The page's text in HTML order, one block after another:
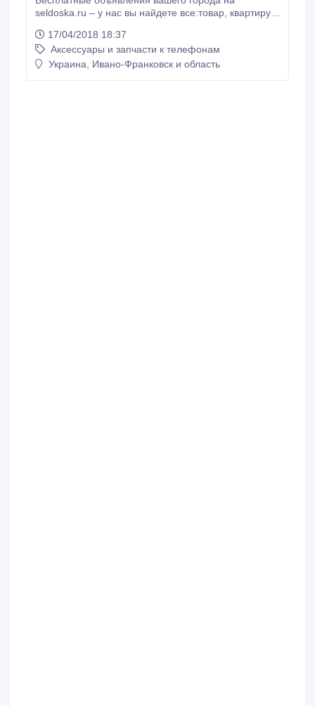
seldoska.ru – у нас вы найдете все:товар, квартиру,
бизнес, телефон, коттедж и другое selboard.ru +
http://selboard.ru/add.
17/04/2018 18:37
Аксессуары и запчасти к телефонам
Украина, Ивано-Франковск и область